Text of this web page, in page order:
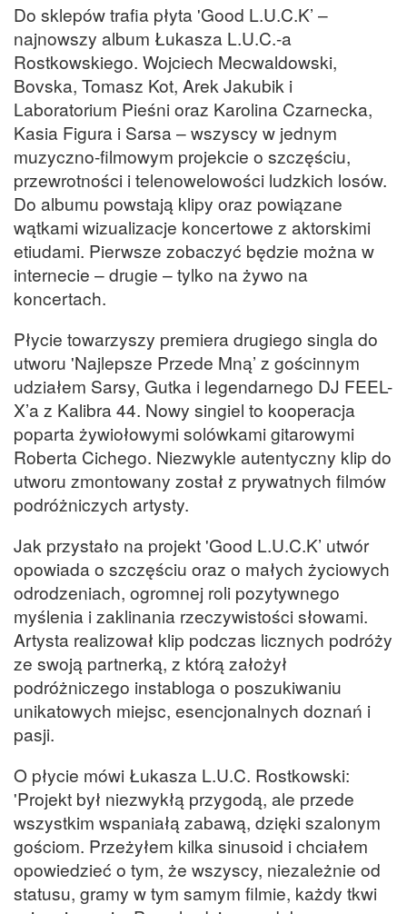
Do sklepów trafia płyta 'Good L.U.C.K’ –
najnowszy album Łukasza L.U.C.-a
Rostkowskiego. Wojciech Mecwaldowski,
Bovska, Tomasz Kot, Arek Jakubik i
Laboratorium Pieśni oraz Karolina Czarnecka,
Kasia Figura i Sarsa – wszyscy w jednym
muzyczno-filmowym projekcie o szczęściu,
przewrotności i telenowelowości ludzkich losów.
Do albumu powstają klipy oraz powiązane
wątkami wizualizacje koncertowe z aktorskimi
etiudami. Pierwsze zobaczyć będzie można w
internecie – drugie – tylko na żywo na
koncertach.
Płycie towarzyszy premiera drugiego singla do
utworu 'Najlepsze Przede Mną’ z gościnnym
udziałem Sarsy, Gutka i legendarnego DJ FEEL-
X’a z Kalibra 44. Nowy singiel to kooperacja
poparta żywiołowymi solówkami gitarowymi
Roberta Cichego. Niezwykle autentyczny klip do
utworu zmontowany został z prywatnych filmów
podróżniczych artysty.
Jak przystało na projekt 'Good L.U.C.K’ utwór
opowiada o szczęściu oraz o małych życiowych
odrodzeniach, ogromnej roli pozytywnego
myślenia i zaklinania rzeczywistości słowami.
Artysta realizował klip podczas licznych podróży
ze swoją partnerką, z którą założył
podróżniczego instabloga o poszukiwaniu
unikatowych miejsc, esencjonalnych doznań i
pasji.
O płycie mówi Łukasza L.U.C. Rostkowski:
'Projekt był niezwykłą przygodą, ale przede
wszystkim wspaniałą zabawą, dzięki szalonym
gościom. Przeżyłem kilka sinusoid i chciałem
opowiedzieć o tym, że wszyscy, niezależnie od
statusu, gramy w tym samym filmie, każdy tkwi